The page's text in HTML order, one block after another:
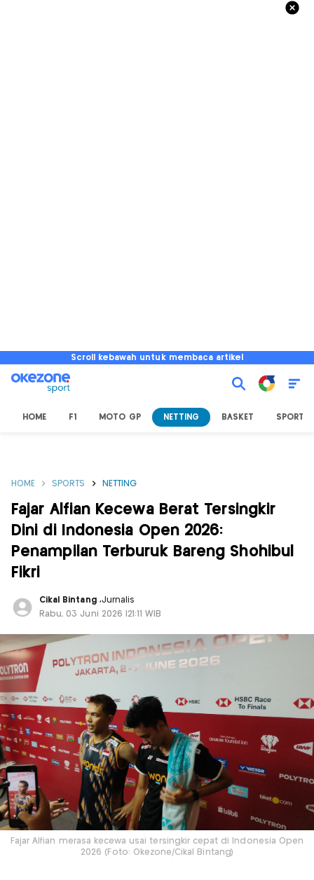
Scroll kebawah untuk membaca artikel
HOME F1 MOTO GP NETTING BASKET SPORT
HOME SPORTS NETTING
Fajar Alfian Kecewa Berat Tersingkir
Dini di Indonesia Open 2026:
Penampilan Terburuk Bareng Shohibul
Fikri
Cikal Bintang ,Jurnalis
Rabu, 03 Juni 2026 |21:11 WIB
Fajar Alfian merasa kecewa usai tersingkir cepat di Indonesia Open
2026 (Foto: Okezone/Cikal Bintang)